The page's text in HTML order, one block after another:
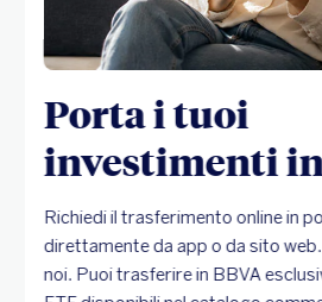
Porta i tuoi
investimenti in
Richiedi il trasferimento online in
direttamente da app o da sito
noi. Puoi trasferire in BBVA